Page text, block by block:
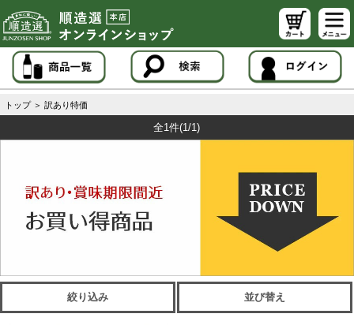
トップ ＞ 訳あり特価
全1件(1/1)
絞り込み 並び替え